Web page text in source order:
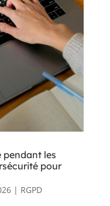
pendant les
pour
| RGPD